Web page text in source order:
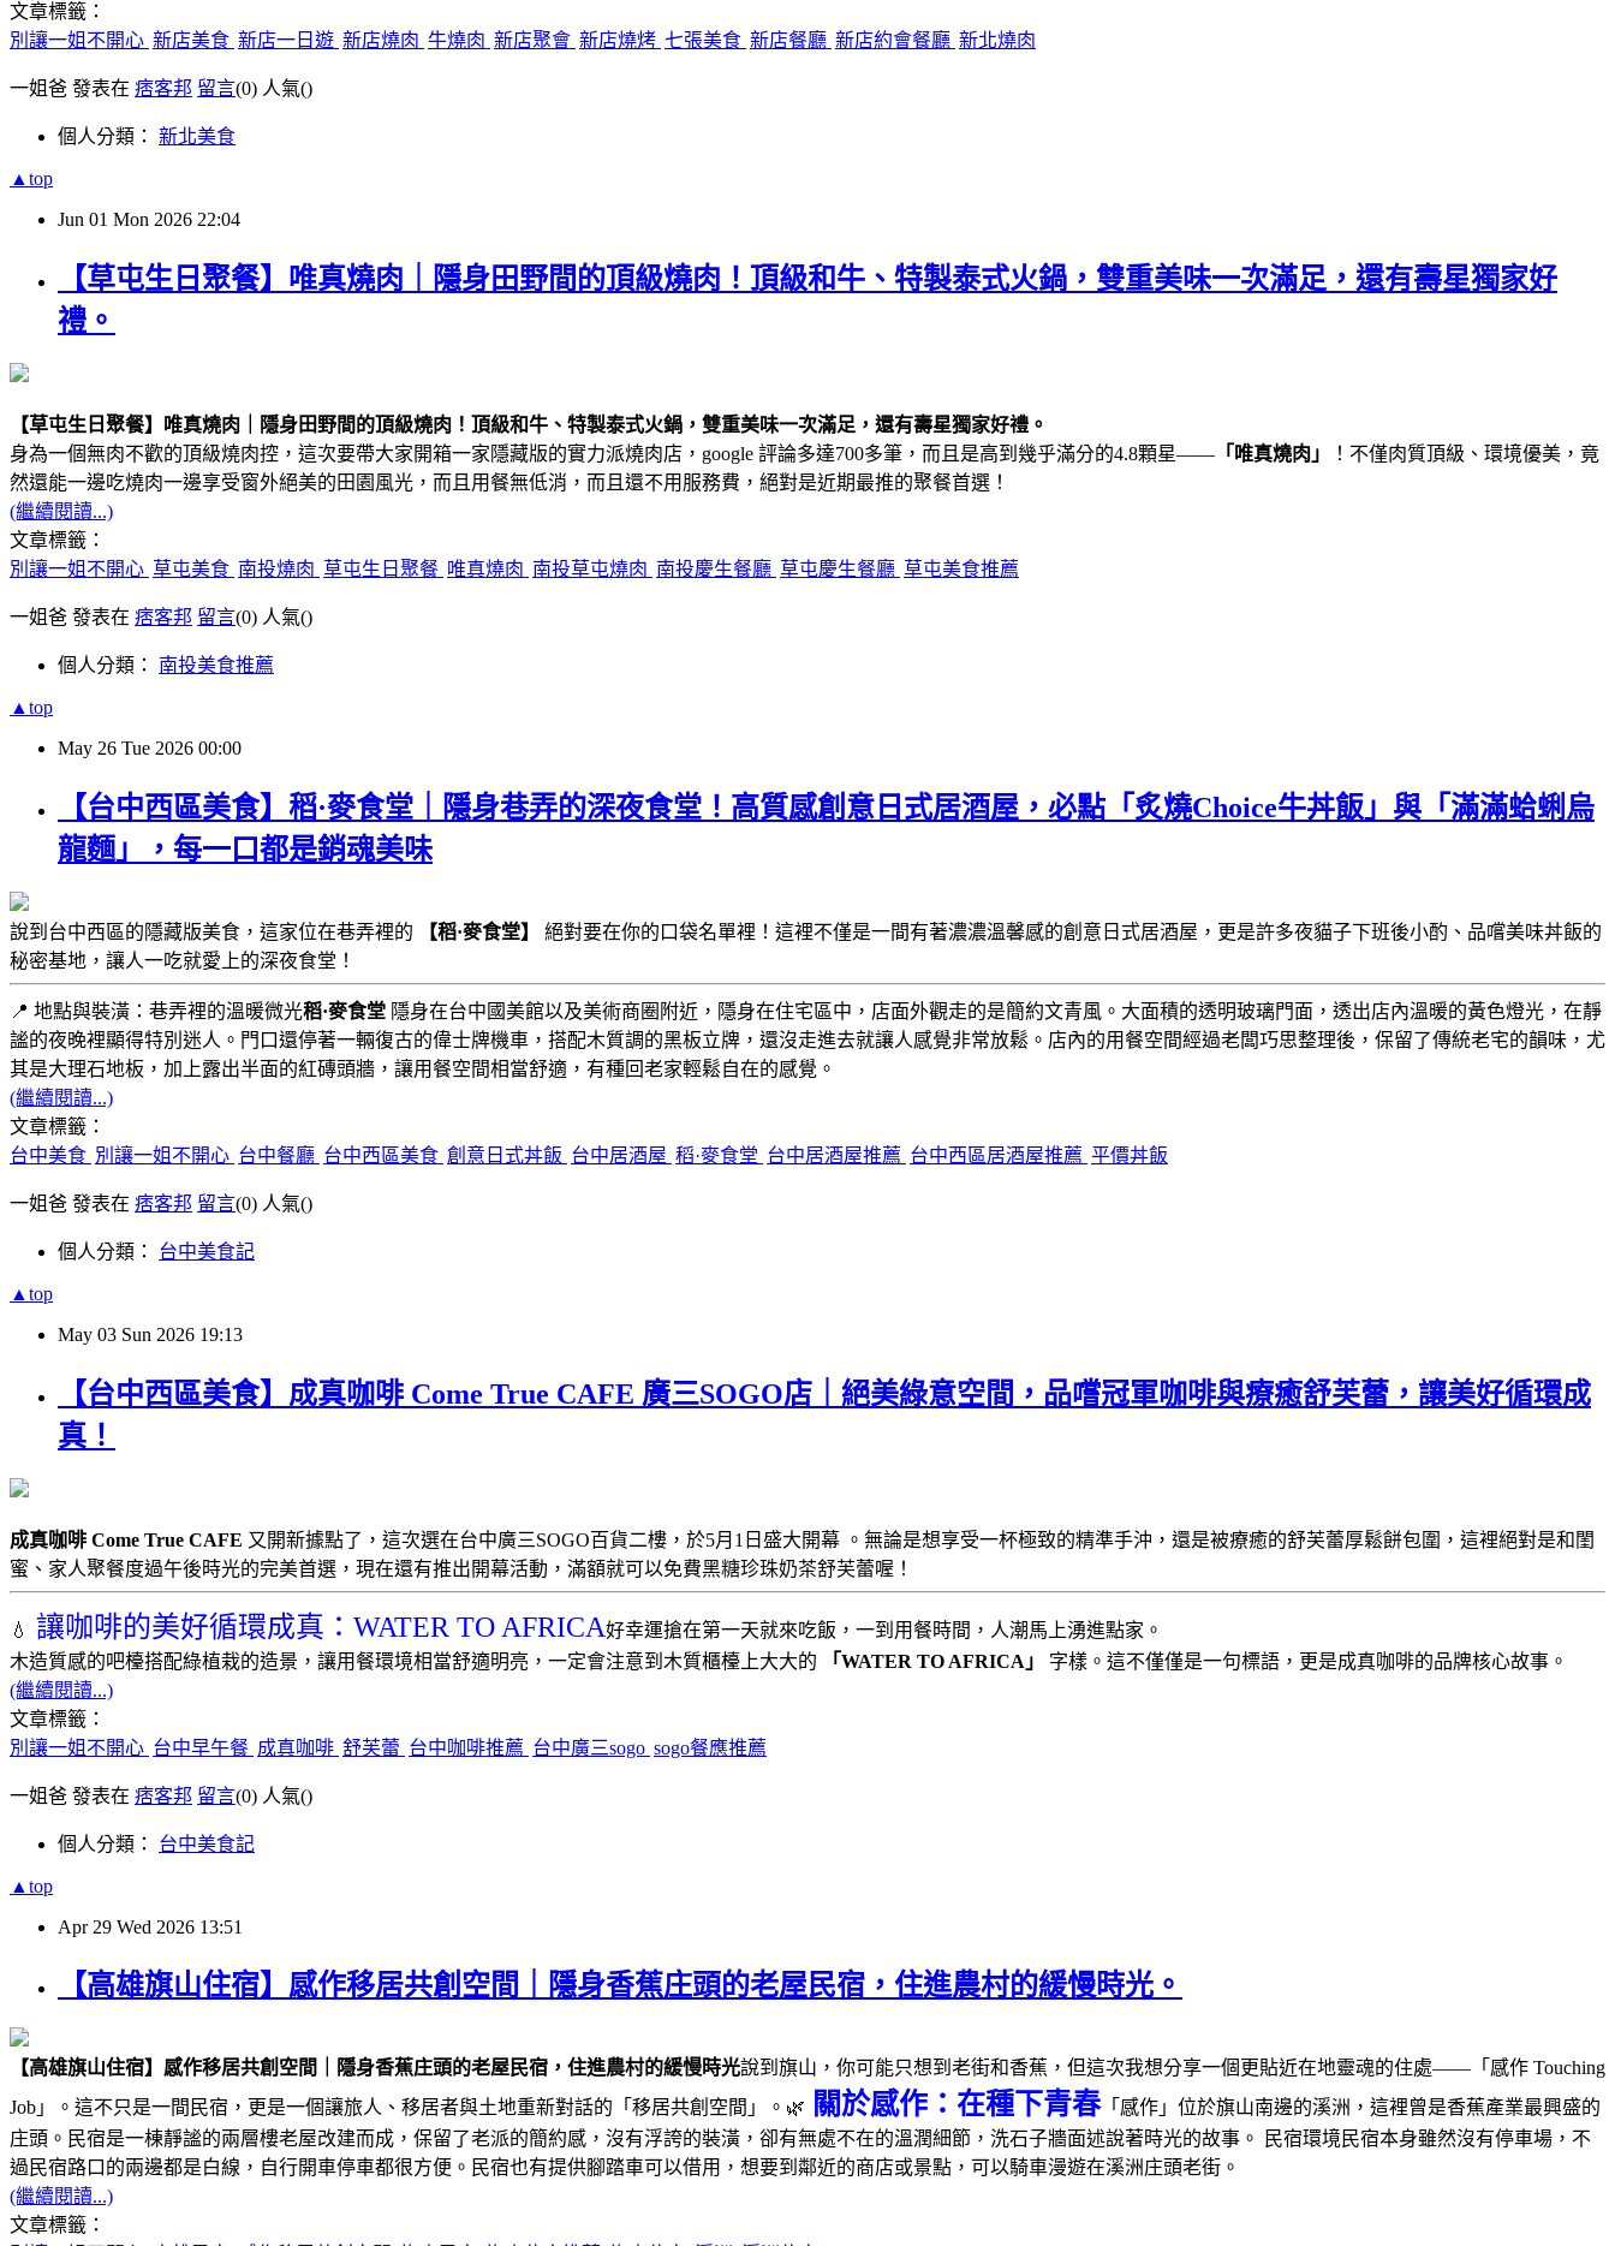
文章標籤：
別讓一姐不開心 新店美食 新店一日遊 新店燒肉 牛燒肉 新店聚會 新店燒烤 七張美食 新店餐廳 新店約會餐廳 新北燒肉
一姐爸 發表在 痞客邦 留言(0) 人氣()
個人分類： 新北美食
▲top
Jun 01 Mon 2026 22:04
【草屯生日聚餐】唯真燒肉｜隱身田野間的頂級燒肉！頂級和牛、特製泰式火鍋，雙重美味一次滿足，還有壽星獨家好
禮。
【草屯生日聚餐】唯真燒肉｜隱身田野間的頂級燒肉！頂級和牛、特製泰式火鍋，雙重美味一次滿足，還有壽星獨家好禮。
身為一個無肉不歡的頂級燒肉控，這次要帶大家開箱一家隱藏版的實力派燒肉店，google 評論多達700多筆，而且是高到幾乎滿分的4.8顆星—— 「唯真燒肉」
！不僅肉質頂級、環境優美，竟
然還能一邊吃燒肉一邊享受窗外絕美的田園風光，而且用餐無低消，而且還不用服務費，絕對是近期最推的聚餐首選！
(繼續閱讀...)
文章標籤：
別讓一姐不開心 草屯美食 南投燒肉 草屯生日聚餐 唯真燒肉 南投草屯燒肉 南投慶生餐廳 草屯慶生餐廳 草屯美食推薦
一姐爸 發表在 痞客邦 留言(0) 人氣()
個人分類： 南投美食推薦
▲top
May 26 Tue 2026 00:00
【台中西區美食】稻·麥食堂｜隱身巷弄的深夜食堂！高質感創意日式居酒屋，必點「炙燒Choice牛丼飯」與「滿滿蛤蜊烏
龍麵」，每一口都是銷魂美味
說到台中西區的隱藏版美食，這家位在巷弄裡的 【稻·麥食堂】
絕對要在你的口袋名單裡！這裡不僅是一間有著濃濃溫馨感的創意日式居酒屋，更是許多夜貓子下班後小酌、品嚐美味丼飯的
秘密基地，讓人一吃就愛上的深夜食堂！
📍 地點與裝潢：巷弄裡的溫暖微光稻·麥食堂 隱身在台中國美館以及美術商圈附近，隱身在住宅區中，店面外觀走的是簡約文青風。大面積的透明玻璃門面，透出店內溫暖的黃色燈光，在靜
謐的夜晚裡顯得特別迷人。門口還停著一輛復古的偉士牌機車，搭配木質調的黑板立牌，還沒走進去就讓人感覺非常放鬆。店內的用餐空間經過老闆巧思整理後，保留了傳統老宅的韻味，尤
其是大理石地板，加上露出半面的紅磚頭牆，讓用餐空間相當舒適，有種回老家輕鬆自在的感覺。
(繼續閱讀...)
文章標籤：
台中美食 別讓一姐不開心 台中餐廳 台中西區美食 創意日式丼飯 台中居酒屋 稻·麥食堂 台中居酒屋推薦 台中西區居酒屋推薦 平價丼飯
一姐爸 發表在 痞客邦 留言(0) 人氣()
個人分類： 台中美食記
▲top
May 03 Sun 2026 19:13
【台中西區美食】成真咖啡 Come True CAFE 廣三SOGO店｜絕美綠意空間，品嚐冠軍咖啡與療癒舒芙蕾，讓美好循環成
真！
成真咖啡 Come True CAFE 又開新據點了，這次選在台中廣三SOGO百貨二樓，於5月1日盛大開幕 。無論是想享受一杯極致的精準手沖，還是被療癒的舒芙蕾厚鬆餅包圍，這裡絕對是和閨
蜜、家人聚餐度過午後時光的完美首選，現在還有推出開幕活動，滿額就可以免費黑糖珍珠奶茶舒芙蕾喔！
💧 讓咖啡的美好循環成真：WATER TO AFRICA好幸運搶在第一天就來吃飯，一到用餐時間，人潮馬上湧進點家。
木造質感的吧檯搭配綠植栽的造景，讓用餐環境相當舒適明亮，一定會注意到木質櫃檯上大大的
「WATER TO AFRICA」
字樣。這不僅僅是一句標語，更是成真咖啡的品牌核心故事。
(繼續閱讀...)
文章標籤：
別讓一姐不開心 台中早午餐 成真咖啡 舒芙蕾 台中咖啡推薦 台中廣三sogo sogo餐應推薦
一姐爸 發表在 痞客邦 留言(0) 人氣()
個人分類： 台中美食記
▲top
Apr 29 Wed 2026 13:51
【高雄旗山住宿】感作移居共創空間｜隱身香蕉庄頭的老屋民宿，住進農村的緩慢時光。
【高雄旗山住宿】感作移居共創空間｜隱身香蕉庄頭的老屋民宿，住進農村的緩慢時光說到旗山，你可能只想到老街和香蕉，但這次我想分享一個更貼近在地靈魂的住處——「感作 Touching
Job」。這不只是一間民宿，更是一個讓旅人、移居者與土地重新對話的「移居共創空間」。🌿
關於感作：在種下青春「感作」位於旗山南邊的溪洲，這裡曾是香蕉產業最興盛的
庄頭。民宿是一棟靜謐的兩層樓老屋改建而成，保留了老派的簡約感，沒有浮誇的裝潢，卻有無處不在的溫潤細節，洗石子牆面述說著時光的故事。 民宿環境民宿本身雖然沒有停車場，不
過民宿路口的兩邊都是白線，自行開車停車都很方便。民宿也有提供腳踏車可以借用，想要到鄰近的商店或景點，可以騎車漫遊在溪洲庄頭老街。
(繼續閱讀...)
文章標籤：